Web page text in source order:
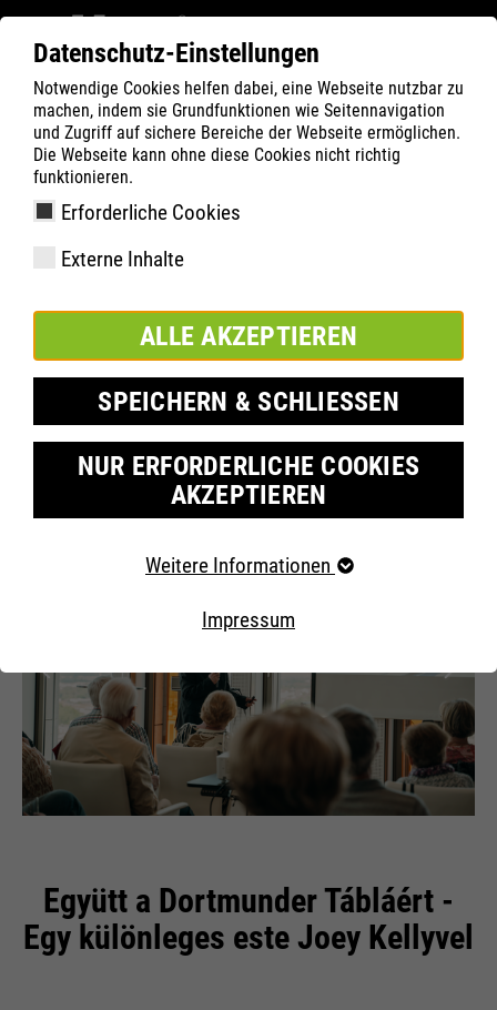
Datenschutz-Einstellungen
Notwendige Cookies helfen dabei, eine Webseite nutzbar zu
machen, indem sie Grundfunktionen wie Seitennavigation
und Zugriff auf sichere Bereiche der Webseite ermöglichen.
Die Webseite kann ohne diese Cookies nicht richtig
funktionieren.
Erforderliche Cookies
Externe Inhalte
ALLE AKZEPTIEREN
SPEICHERN & SCHLIESSEN
NUR ERFORDERLICHE COOKIES
AKZEPTIEREN
Erforderliche Cookies
der Webseite benötigt. Dadurch ist gewährleistet, dass
die Webseite einwandfrei funktioniert..
Externe Inhalte
Weitere Informationen
Impressum
ATLAS Company
Charity
DORTMUNDER TAFEL
JÚLIUS 2025
Együtt a Dortmunder Tábláért -
Egy különleges este Joey Kellyvel